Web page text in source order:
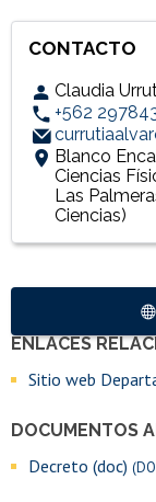
Accesos
Enlaces y
ENLACES
Sitio web
DOCUMENTOS
Decreto (doc)
CONTACTO
Claudia
+562
Blanco
Ciencias
Las
Ciencias)